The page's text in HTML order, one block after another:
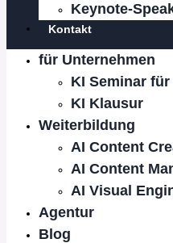
Keynote-
Kontakt
für Unternehmen
KI Seminar
KI Klausur
Weiterbildung
AI Content
AI Content
AI Visual
Agentur
Blog